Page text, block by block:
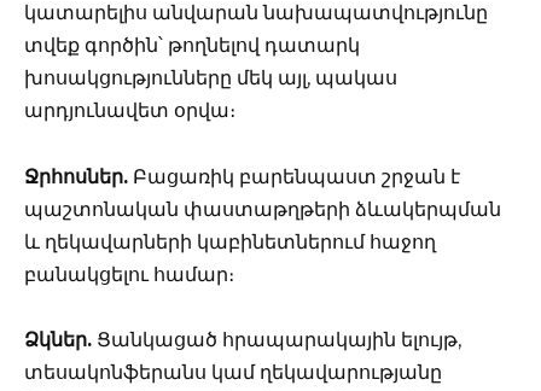
կատարելիս անվարան նախապատվությունը
տվեք գործին՝ թողնելով դատարկ
խոսակցությունները մեկ այլ, պակաս
արդյունավետ օրվա։
Ջրհոսներ. Բացառիկ բարենպաստ շրջան է
պաշտոնական փաստաթղթերի ձևակերպման
և ղեկավարների կաբինետներում հաջող
բանակցելու համար։
Ձկներ. Ցանկացած հրապարակային ելույթ,
տեսակոնֆերանս կամ ղեկավարությանը